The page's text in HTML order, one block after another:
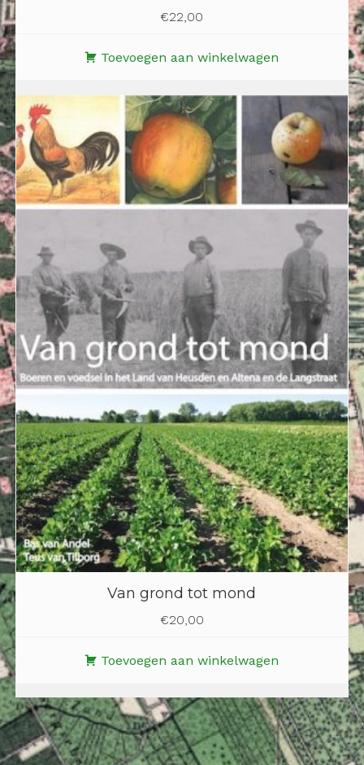
€22,00
Toevoegen aan winkelwagen
Van grond tot mond
€20,00
Toevoegen aan winkelwagen